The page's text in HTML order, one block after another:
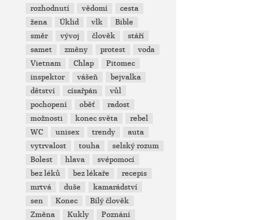
rozhodnutí
vědomí
cesta
žena
Úklid vlk
Bible
směr
vývoj člověk
stáří
samet
změny protest
voda
Vietnam
Chlap
Pitomec
inspektor
vášeň
bejvalka
dětství
císařpán
vůl
pochopení
oběť
radost
možnosti
konec světa
rebel
WC
unisex trendy
auta
vytrvalost
touha
selský rozum
Bolest
hlava
svépomocí
bez léků
bez lékaře
recepis
mrtvá
duše
kamarádství
sen
Konec
Bílý člověk
Změna
Kukly
Poznání